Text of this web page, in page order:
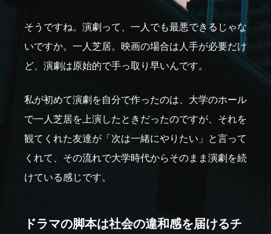
そうですね。演劇って、一人でも最悪できるじゃな
いですか。一人芝居。映画の場合は人手が必要だけ
ど、演劇は原始的で手っ取り早いんです。
私が初めて演劇を自分で作ったのは、大学のホール
で一人芝居を上演したときだったのですが、それを
観てくれた友達が「次は一緒にやりたい」と言って
くれて、その流れで大学時代からそのまま演劇を続
けている感じです。
ドラマの脚本は社会の違和感を届けるチ